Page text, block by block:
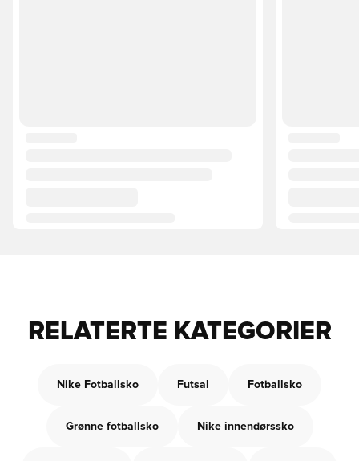
RELATERTE KATEGORIER
Nike Fotballsko Futsal Fotballsko
Grønne fotballsko Nike innendørssko